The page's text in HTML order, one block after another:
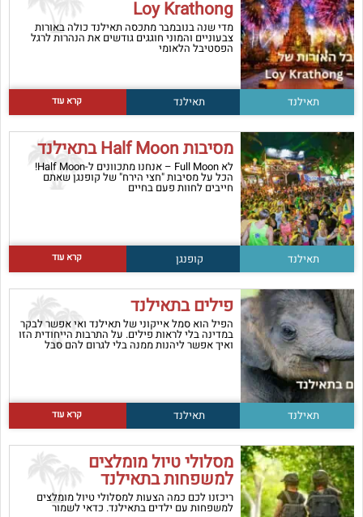
Loy Krathong
מדי שנה בנובמבר מתכסה תאילנד כולה באורות
צבעוניים והמוני חוגגים גודשים את הנהרות לרגל
הפסטיבל הלאומי
תאילנד תאילנד קרא עוד
מסיבות Half Moon בתאילנד
לא Full Moon – אנחנו מתכוונים ל-Half Moon!
הכל על מסיבות "חצי הירח" של קופנגן שאתם
חייבים לחוות פעם בחיים
תאילנד קופנגן קרא עוד
פילים בתאילנד
הפיל הוא סמל אייקוני של תאילנד ואי אפשר לבקר
במדינה בלי לראות פילים. על התרבות הייחודית הזו
ואיך אפשר ליהנות ממנה בלי לגרום להם סבל
תאילנד תאילנד קרא עוד
מסלולי טיול מומלצים
למשפחות בתאילנד
ריכזנו לכם כמה הצעות למסלולי טיול מומלצים
למשפחות עם ילדים בתאילנד. כדאי לשמור